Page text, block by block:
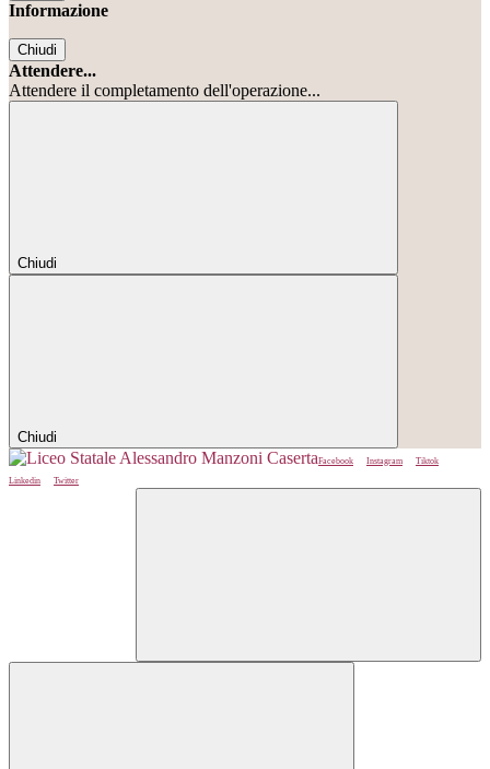
Informazione
Chiudi
Attendere...
Attendere il completamento dell'operazione...
Chiudi
Chiudi
Facebook Instagram
Tiktok
Linkedin
Twitter